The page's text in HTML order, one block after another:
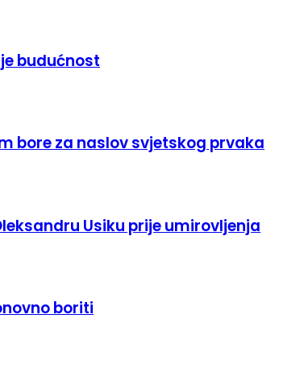
budućnost
bore za naslov svjetskog prvaka
Usiku prije umirovljenja
boriti